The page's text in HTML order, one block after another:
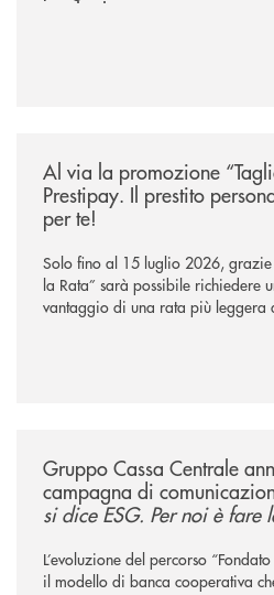
e sul relativo ecosistema
Al via la promozione
Prestipay. Il prestito
per te!
Solo fino al 15 luglio 2026,
la Rata” sarà possibile richiedere
vantaggio di una rata più leggera
Gruppo Cassa Centrale
campagna di
si dice ESG. Per noi è fare
L’evoluzione del percorso
il modello di banca cooperativa